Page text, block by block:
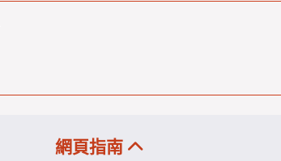
網頁指南